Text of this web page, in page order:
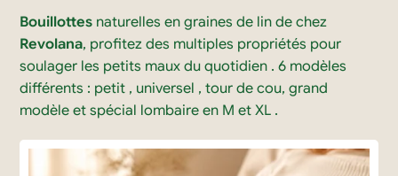
Bouillottes naturelles en graines de lin de chez
Revolana, profitez des multiples propriétés pour
soulager les petits maux du quotidien . 6 modèles
différents : petit , universel , tour de cou, grand
modèle et spécial lombaire en M et XL .